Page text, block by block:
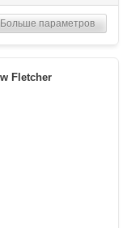
Больше параметров
Fletcher